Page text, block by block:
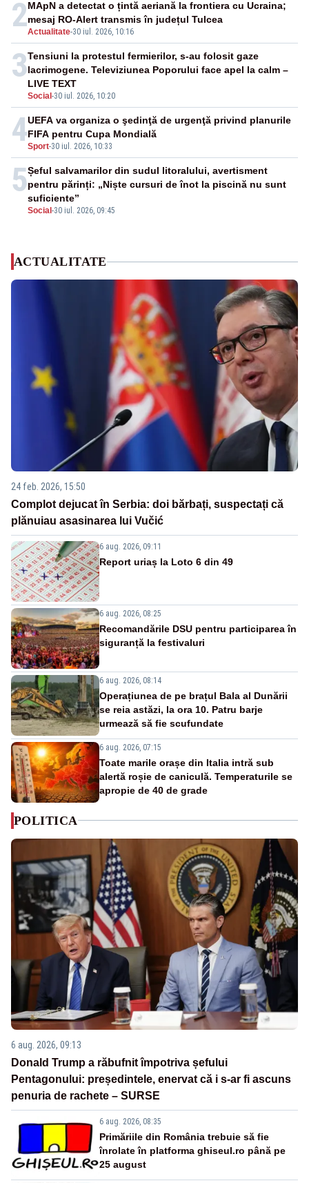
2Actualitate-30 iul. 2026, 10:16
MApN a detectat o țintă aeriană la frontiera cu Ucraina;
mesaj RO-Alert transmis în județul Tulcea
3
Social -30 iul. 2026, 10:20
Tensiuni la protestul fermierilor, s-au folosit gaze
lacrimogene. Televiziunea Poporului face apel la calm –
LIVE TEXT
4Sport-30 iul. 2026, 10:33
UEFA va organiza o şedinţă de urgenţă privind planurile
FIFA pentru Cupa Mondială
5
Social -30 iul. 2026, 09:45
Șeful salvamarilor din sudul litoralului, avertisment
pentru părinți: „Niște cursuri de înot la piscină nu sunt
suficiente”
ACTUALITATE
24 feb. 2026, 15:50
Complot dejucat în Serbia: doi bărbați, suspectați că
plănuiau asasinarea lui Vučić
6 aug. 2026, 09:11
Report uriaș la Loto 6 din 49
6 aug. 2026, 08:25
Recomandările DSU pentru participarea în
siguranță la festivaluri
6 aug. 2026, 08:14
Operațiunea de pe brațul Bala al Dunării
se reia astăzi, la ora 10. Patru barje
urmează să fie scufundate
6 aug. 2026, 07:15
Toate marile orașe din Italia intră sub
alertă roșie de caniculă. Temperaturile se
apropie de 40 de grade
POLITICA
6 aug. 2026, 09:13
Donald Trump a răbufnit împotriva șefului
Pentagonului: președintele, enervat că i s-ar fi ascuns
penuria de rachete – SURSE
6 aug. 2026, 08:35
Primăriile din România trebuie să fie
înrolate în platforma ghiseul.ro până pe
25 august